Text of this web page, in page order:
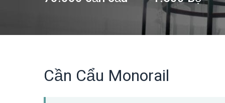
Cần Cẩu Monorail